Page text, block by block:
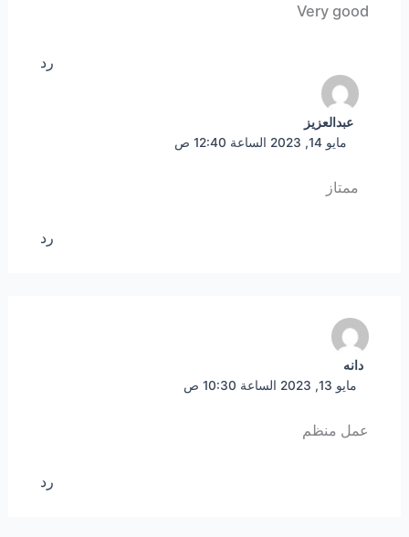
Very good
رد
عبدالعزيز
مايو 14, 2023 الساعة 12:40 ص
ممتاز
رد
دانه
مايو 13, 2023 الساعة 10:30 ص
عمل منظم
رد